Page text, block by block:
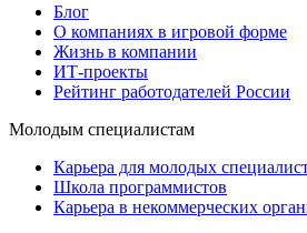
Блог
О компаниях в игровой форме
Жизнь в компании
ИТ-проекты
Рейтинг работодателей России
Молодым специалистам
Карьера для молодых
Школа программистов
Карьера в некоммерческих